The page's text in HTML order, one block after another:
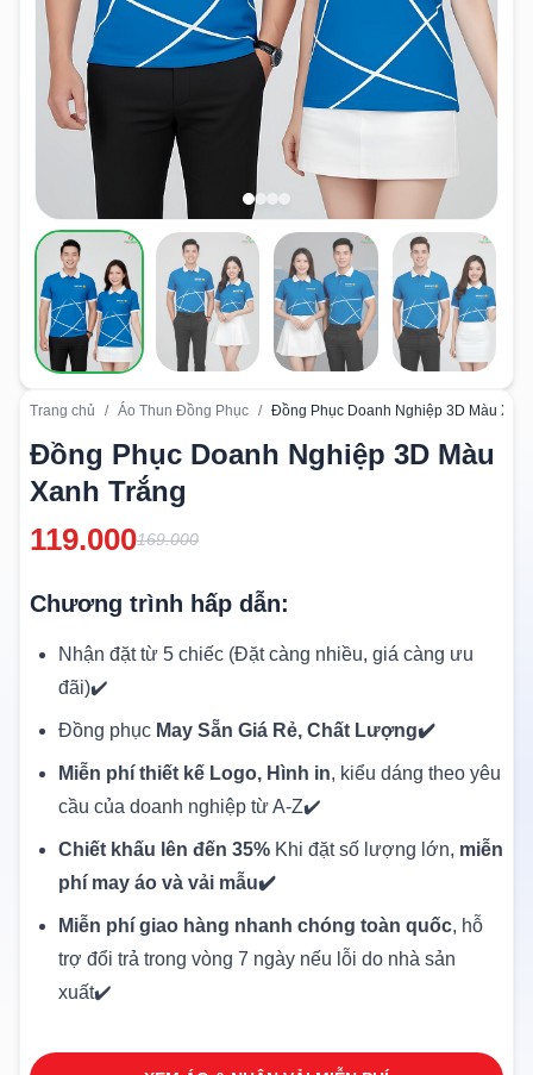
Trang chủ / Áo Thun Đồng Phục / Đồng Phục Doanh Nghiệp 3D Màu
Đồng Phục Doanh Nghiệp 3D Màu
Xanh Trắng
119.000169.000
Chương trình hấp dẫn:
Nhận đặt từ 5 chiếc (Đặt càng nhiều, giá càng ưu
đãi)✔️
Đồng phục May Sẵn Giá Rẻ, Chất Lượng✔️
Miễn phí thiết kế Logo, Hình in, kiểu dáng theo yêu
cầu của doanh nghiệp từ A-Z✔️
Chiết khấu lên đến 35% Khi đặt số lượng lớn, miễn
phí may áo và vải mẫu✔️
Miễn phí giao hàng nhanh chóng toàn quốc, hỗ
trợ đổi trả trong vòng 7 ngày nếu lỗi do nhà sản
xuất✔️